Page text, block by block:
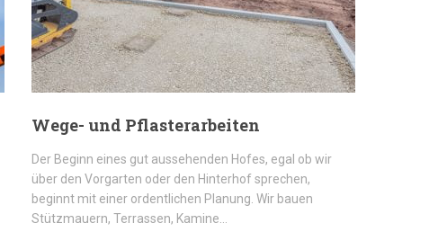
Wege- und Pflasterarbeiten
Der Beginn eines gut aussehenden Hofes, egal ob wir
über den Vorgarten oder den Hinterhof sprechen,
beginnt mit einer ordentlichen Planung. Wir bauen
Stützmauern, Terrassen, Kamine…